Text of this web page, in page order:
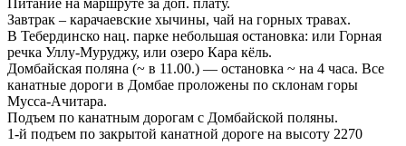
Завтрак – карачаевские хычины, чай на горных травах.
В Тебердинско нац. парке небольшая остановка: или Горная
речка Уллу-Муруджу, или озеро Кара кёль.
Домбайская поляна (~ в 11.00.) — остановка ~ на 4 часа. Все
канатные дороги в Домбае проложены по склонам горы
Мусса-Ачитара.
Подъем по канатным дорогам с Домбайской поляны.
1-й подъем по закрытой канатной дороге на высоту 2270